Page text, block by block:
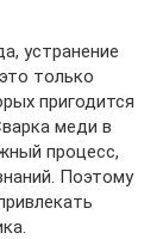
устранение
только
пригодится
меди в
процесс,
Поэтому